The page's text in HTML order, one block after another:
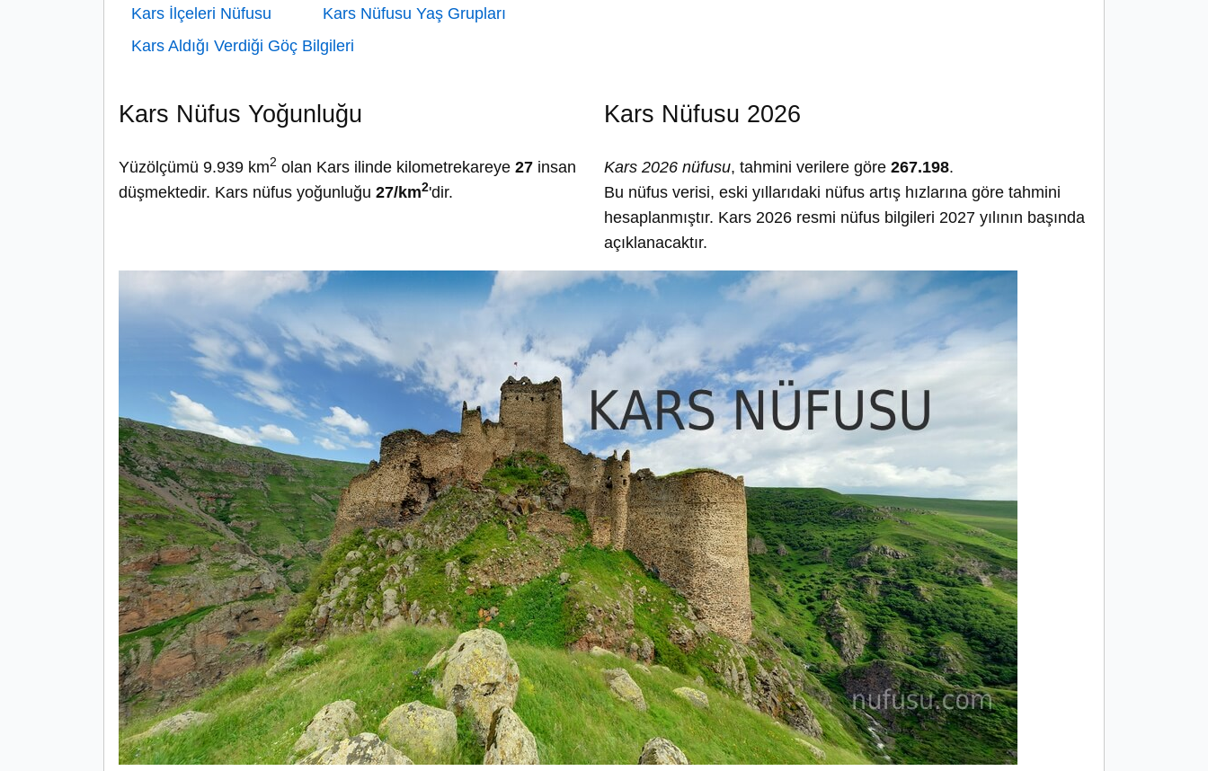
Kars İlçeleri Nüfusu
Kars Nüfusu Yaş Grupları
Kars Aldığı Verdiği Göç Bilgileri
Kars Nüfus Yoğunluğu
Yüzölçümü 9.939 km2 olan Kars ilinde kilometrekareye 27 insan
düşmektedir. Kars nüfus yoğunluğu 27/km2'dir.
Kars Nüfusu 2026
Kars 2026 nüfusu, tahmini verilere göre 267.198.
Bu nüfus verisi, eski yıllarıdaki nüfus artış hızlarına göre tahmini
hesaplanmıştır. Kars 2026 resmi nüfus bilgileri 2027 yılının başında
açıklanacaktır.